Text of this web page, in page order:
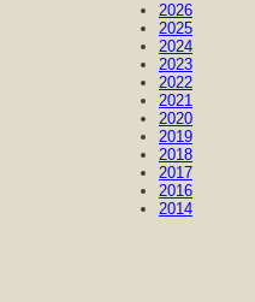
2026
2025
2024
2023
2022
2021
2020
2019
2018
2017
2016
2014